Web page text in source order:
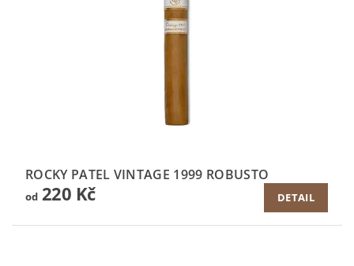
ROCKY PATEL VINTAGE 1999 ROBUSTO
od220 Kč DETAIL